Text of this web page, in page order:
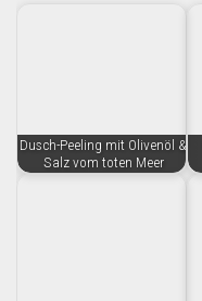
Dusch-Peeling mit Olivenöl &
Salz vom toten Meer